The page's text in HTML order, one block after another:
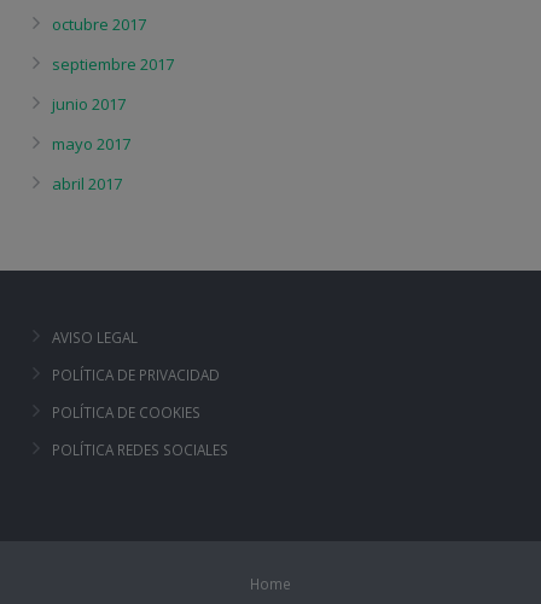
octubre 2017
septiembre 2017
junio 2017
mayo 2017
abril 2017
AVISO LEGAL
POLÍTICA DE PRIVACIDAD
POLÍTICA DE COOKIES
POLÍTICA REDES SOCIALES
Home